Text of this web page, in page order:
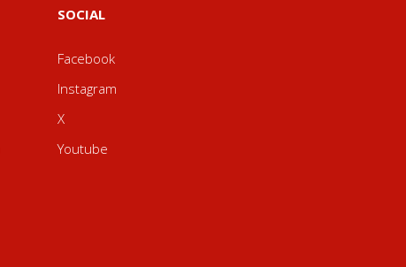
SOCIAL
Facebook
Instagram
X
Youtube